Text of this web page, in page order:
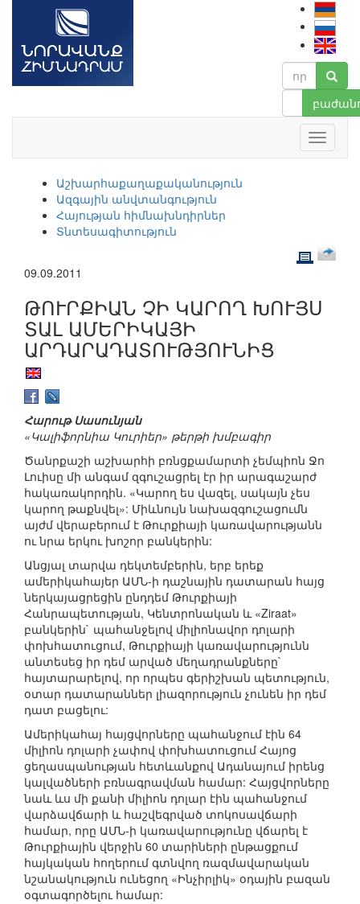
Աշխարհաքաղաքականություն
Ազգային անվտանգություն
Հայության հիմնախնդիրներ
Տնտեսագիտություն
09.09.2011
ԹՈՒՐՔԻԱՆ ՉԻ ԿԱՐՈՂ ԽՈՒՅՍ
ՏԱԼ ԱՄԵՐԻԿԱՅԻ
ԱՐԴԱՐԱԴԱՏՈՒԹՅՈՒՆԻՑ
Հարութ Սասունյան
«Կալիֆորնիա Կուրիեր» թերթի խմբագիր
Ծանրքաշի աշխարհի բռնցքամարտի չեմպիոն Ջո
Լուիսը մի անգամ զգուշացրել էր իր արագաշարժ
հակառակորդին. «Կարող ես վազել, սակայն չես
կարող թաքնվել»: Միևնույն նախազգուշացումն
այժմ վերաբերում է Թուրքիայի կառավարությանն
ու նրա երկու խոշոր բանկերին:
Անցյալ տարվա դեկտեմբերին, երբ երեք
ամերիկահայեր ԱՄՆ-ի դաշնային դատարան հայց
ներկայացրեցին ընդդեմ Թուրքիայի
Հանրապետության, Կենտրոնական և «Ziraat»
բանկերին` պահանջելով միլիոնավոր դոլարի
փոխհատուցում, Թուրքիայի կառավարությունն
անտեսեց իր դեմ արված մեղադրանքները`
հայտարարելով, որ որպես գերիշխան պետություն,
օտար դատարաններ լիազորություն չունեն իր դեմ
դատ բացելու:
Ամերիկահայ հայցվորները պահանջում էին 64
միլիոն դոլարի չափով փոխհատուցում Հայոց
ցեղասպանության հետևանքով Ադանայում իրենց
կալվածների բռնագրավման համար: Հայցվորները
նաև ևս մի քանի միլիոն դոլար էին պահանջում
վարձավճարի և հաշվեգրված տոկոսավճարի
համար, որը ԱՄՆ-ի կառավարությունը վճարել է
Թուրքիային վերջին 60 տարիների ընթացքում
հայկական հողերում գտնվող ռազմավարական
նշանակություն ունեցող «Ինչիրլիկ» օդային բազան
օգտագործելու համար: